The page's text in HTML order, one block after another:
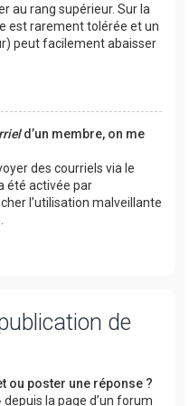
au rang supérieur. Sur la
est rarement tolérée et un
peut facilement abaisser
d’un membre, on me
des courriels via le
été activée par
l’utilisation malveillante
de
ou poster une réponse ?
la page d’un forum